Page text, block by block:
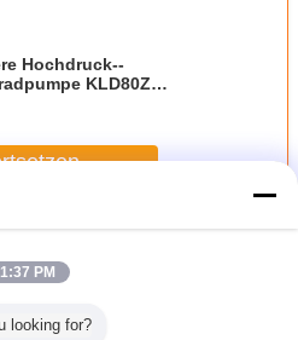
Hochdruck--
KLD80Z
1:37 PM
looking for?